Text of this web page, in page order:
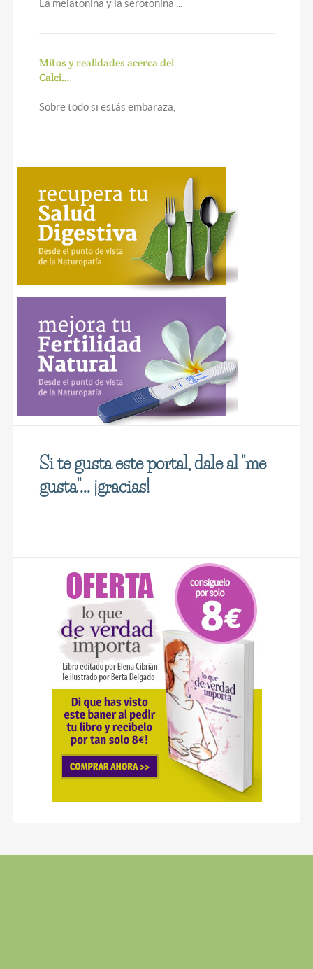
La melatonina y la serotonina ...
Mitos y realidades acerca del
Calci…
Sobre todo si estás embaraza,
...
Si te gusta este portal, dale al "me
gusta"... ¡gracias!